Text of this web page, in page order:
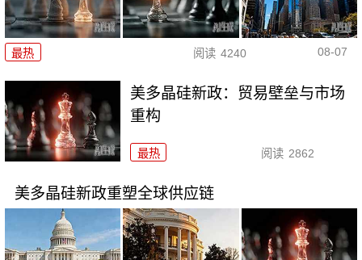
最热 阅读 4240 08-07
美多晶硅新政：贸易壁垒与市场
重构
最热 阅读 2862
美多晶硅新政重塑全球供应链